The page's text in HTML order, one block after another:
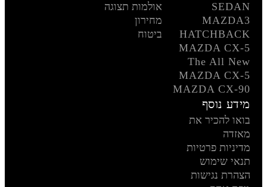
SEDAN
MAZDA3
HATCHBACK
MAZDA CX-5
The All New
MAZDA CX-5
MAZDA CX-90
אולמות תצוגה
מחירון
ביטוח
מידע נוסף
בואו להכיר את
מאזדה
מדיניות פרטיות
תנאי שימוש
הצהרת נגישות